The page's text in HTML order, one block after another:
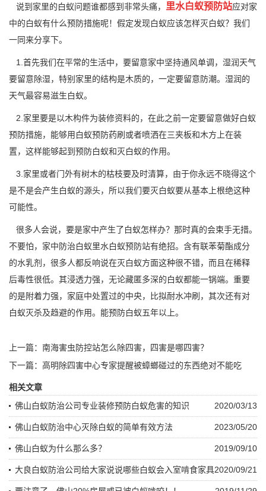
说到家里的白蚁问题谁都感到非常头痛， 里水白蚁预防站应对家
中的白蚁有什么预防措施呢！假定发现白蚁应该怎样灭白蚁？我们
一同来分享下。
1.首先我们在平常的生活中，要留意家中坚持通风单调，湿润天气
要留意除湿，特别家里的结构是木质的，一定要留意防潮。湿润的
天气最容易滋生白蚁。
2.家里要是以木构件为装修资料的，在此之前一定要留意做好白蚁
预防措施，能够用白蚁预防药刷或者喷洒在三夹板和木方上在装
置，这样能够起到 预防白蚁和灭白蚁的作用。
3.家里或者门外有树木的枯枝要及时清算，由于你永远不晓得这个
是不是会产生白蚁的源头，所以我们要灭白蚁要从基本上根绝这种
可能性。
很多人会说，要是家中产生了白蚁怎样办？那时真的会束手无措。
不要怕，家中防治白蚁里水白蚁预防站有绝招。含有联苯菊酯成分
的水乳剂，很多人都反响说在灭白蚁方面这种很不错，而且在稀释
后毒性很低。其浸透力强，无论藏匿多深的白蚁都能一锅端。重要
的是附着力强，家庭中处置过的中央，比拟耐水冲刷，其次还有对
白蚁灭杀及趋避的作用。能预防白蚁五年以上。
上一篇： 南海害虫防控站怎么除四害，四害是哪四害？
下一篇： 高明除四害中心专家提醒被蟑螂碰过的东西绝对不能吃
相关文章
2020/03/13
佛山白蚁防治公司专业装修预防白蚁危害的知识
2023/05/20
佛山白蚁防治中心灭除白蚁的简单有效方法
2019/09/10
佛山白蚁为什么那么多？
2020/09/21
大良白蚁防治公司给大家说说哪些白蚁会入室啃食家具